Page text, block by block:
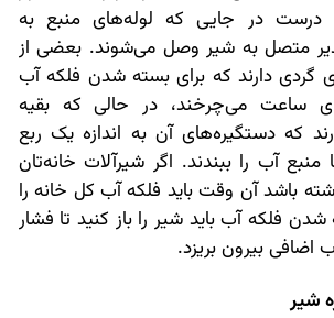
درست در جایی که لوله‌های منبع به
متصل به شیر وصل می‌شوند. بعضی از
گردی دارند که برای بسته شدن فلکه آب
ساعت می‌چرخند، در حالی که بقیه
که دستگیره‌های آن به اندازه یک ربع
آب را ببندند. اگر شیرآلات خانه‌تان
باشد آن وقت باید فلکه آب کل خانه را
شدن فلکه آب باید شیر را باز کنید تا فشار
اضافی بیرون بریزد.